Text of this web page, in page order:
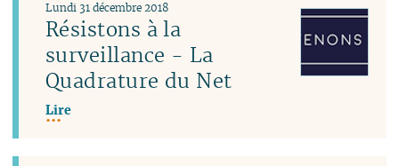
Résistons à la
surveillance - La
Quadrature du Net
Lundi 31 décembre 2018
Lire